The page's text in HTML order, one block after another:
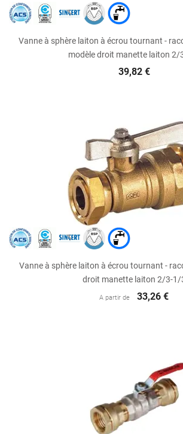
Vanne à sphère laiton à écrou tournant -
modèle droit manette laiton 2/
39,82 €
Vanne à sphère laiton à écrou tournant -
droit manette laiton 2/3-1/
A partir de 33,26 €